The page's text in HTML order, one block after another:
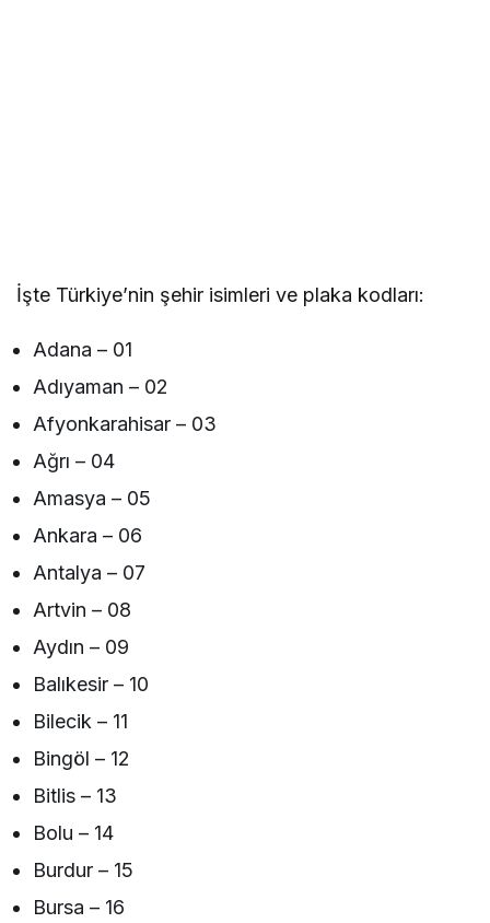
İşte Türkiye’nin şehir isimleri ve plaka kodları:
Adana – 01
Adıyaman – 02
Afyonkarahisar – 03
Ağrı – 04
Amasya – 05
Ankara – 06
Antalya – 07
Artvin – 08
Aydın – 09
Balıkesir – 10
Bilecik – 11
Bingöl – 12
Bitlis – 13
Bolu – 14
Burdur – 15
Bursa – 16